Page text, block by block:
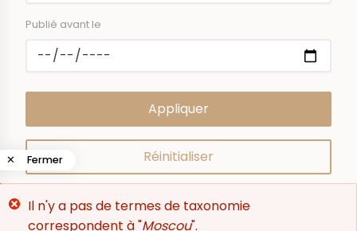
Publié avant le
0 résultat
✕ Fermer
Message
d'erreur
Il n'y a pas de termes de taxonomie
correspondent à "Moscou".